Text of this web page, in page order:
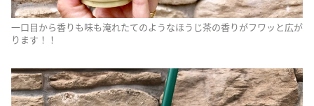
一口目から香りも味も淹れたてのようなほうじ茶の香りがフワッと広が
ります！！